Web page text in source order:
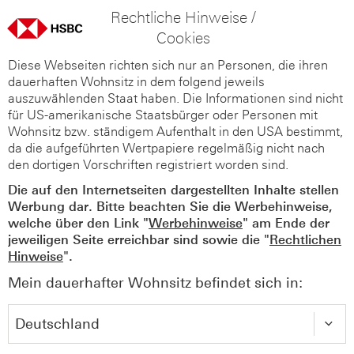
Rechtliche Hinweise /
Cookies
Diese Webseiten richten sich nur an Personen, die ihren
dauerhaften Wohnsitz in dem folgend jeweils
auszuwählenden Staat haben. Die Informationen sind nicht
für US-amerikanische Staatsbürger oder Personen mit
Wohnsitz bzw. ständigem Aufenthalt in den USA bestimmt,
da die aufgeführten Wertpapiere regelmäßig nicht nach
den dortigen Vorschriften registriert worden sind.
Die auf den Internetseiten dargestellten Inhalte stellen
Werbung dar. Bitte beachten Sie die Werbehinweise,
welche über den Link "Werbehinweise" am Ende der
jeweiligen Seite erreichbar sind sowie die "Rechtlichen
Hinweise".
Mein dauerhafter Wohnsitz befindet sich in: